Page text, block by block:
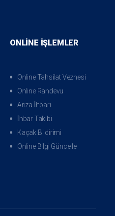
ONLINE İŞLEMLER
Online Tahsilat Veznesi
Online Randevu
Arıza İhbarı
İhbar Takibi
Kaçak Bildirimi
Online Bilgi Güncelle